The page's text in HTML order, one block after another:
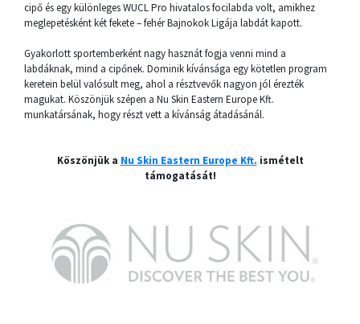
cipő és egy különleges WUCL Pro hivatalos focilabda volt, amikhez
meglepetésként két fekete – fehér Bajnokok Ligája labdát kapott.
Gyakorlott sportemberként nagy hasznát fogja venni mind a
labdáknak, mind a cipőnek. Dominik kívánsága egy kötetlen program
keretein belül valósult meg, ahol a résztvevők nagyon jól érezték
magukat. Köszönjük szépen a Nu Skin Eastern Europe Kft.
munkatársának, hogy részt vett a kívánság átadásánál.
Köszönjük a Nu Skin Eastern Europe Kft. ismételt
támogatását!